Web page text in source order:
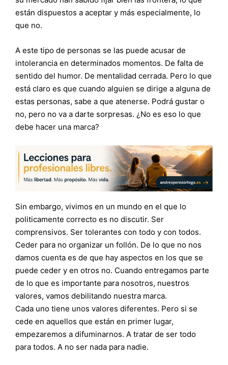
están dispuestos a aceptar y más especialmente, lo
que no.
A este tipo de personas se las puede acusar de
intolerancia en determinados momentos. De falta de
sentido del humor. De mentalidad cerrada. Pero lo que
está claro es que cuando alguien se dirige a alguna de
estas personas, sabe a que atenerse. Podrá gustar o
no, pero no va a darte sorpresas. ¿No es eso lo que
debe hacer una marca?
Sin embargo, vivimos en un mundo en el que lo
politicamente correcto es no discutir. Ser
comprensivos. Ser tolerantes con todo y con todos.
Ceder para no organizar un follón. De lo que no nos
damos cuenta es de que hay aspectos en los que se
puede ceder y en otros no. Cuando entregamos parte
de lo que es importante para nosotros, nuestros
valores, vamos debilitando nuestra marca.
Cada uno tiene unos valores diferentes. Pero si se
cede en aquellos que están en primer lugar,
empezaremos a difuminarnos. A tratar de ser todo
para todos. A no ser nada para nadie.